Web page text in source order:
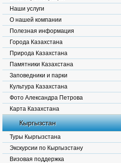
Наши услуги
О нашей компании
Полезная информация
Города Казахстана
Природа Казахстана
Памятники Казахстана
Заповедники и парки
Культура Казахстана
Фото Александра Петрова
Карта Казахстана
Кыргызстан
Туры Кыргызстана
Экскурсии по Кыргызстану
Визовая поддержка